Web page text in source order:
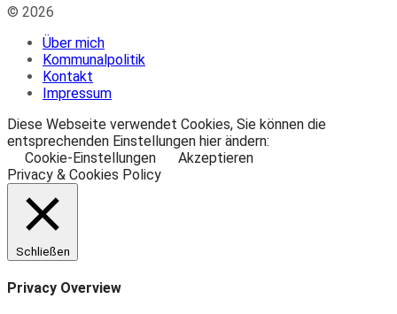
© 2026
Über mich
Kommunalpolitik
Kontakt
Impressum
Diese Webseite verwendet Cookies, Sie können die
entsprechenden Einstellungen hier ändern:
Cookie-Einstellungen
Akzeptieren
Privacy & Cookies Policy
Schließen
Privacy Overview